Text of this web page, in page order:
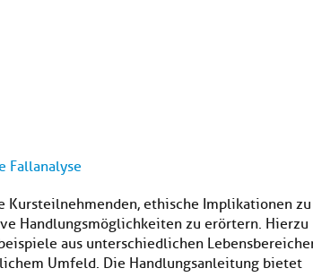
Fallanalyse
Kursteilnehmenden, ethische Implikationen zu
Handlungsmöglichkeiten zu erörtern. Hierzu
aus unterschiedlichen
Umfeld. Die Handlungsanleitung bietet